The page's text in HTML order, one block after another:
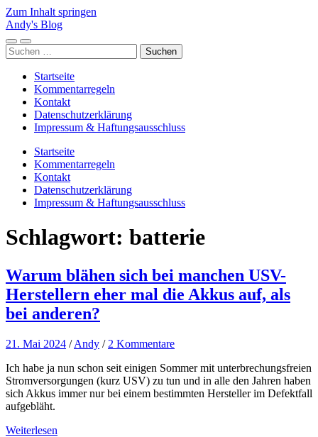
Zum Inhalt springen
Andy's Blog
Mobile-
Menü
Suchfeld
ein-/ausblenden
Suchen
nach:
Startseite
Kommentarregeln
Kontakt
Datenschutzerklärung
Impressum & Haftungsausschluss
Startseite
Kommentarregeln
Kontakt
Datenschutzerklärung
Impressum & Haftungsausschluss
Schlagwort: batterie
Warum blähen sich bei manchen USV-
Herstellern eher mal die Akkus auf, als
bei anderen?
21. Mai 2024 /Andy / 2 Kommentare
Ich habe ja nun schon seit einigen Sommer mit unterbrechungsfreien
Stromversorgungen (kurz USV) zu tun und in alle den Jahren haben
sich Akkus immer nur bei einem bestimmten Hersteller im Defektfall
aufgebläht.
Weiterlesen